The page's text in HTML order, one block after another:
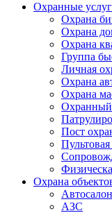
Охранные
Охрана
Охрана
Охрана
Группа
Личная
Охрана
Охрана
Охранный
Пост
Охрана
АЗС